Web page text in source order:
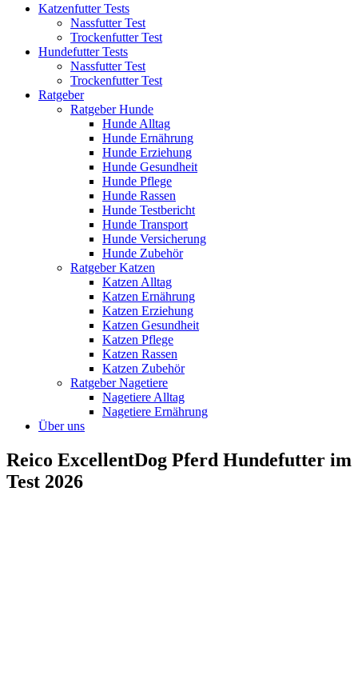
Katzenfutter Tests
Nassfutter Test
Trockenfutter Test
Hundefutter Tests
Nassfutter Test
Trockenfutter Test
Ratgeber
Ratgeber Hunde
Hunde Alltag
Hunde Ernährung
Hunde Erziehung
Hunde Gesundheit
Hunde Pflege
Hunde Rassen
Hunde Testbericht
Hunde Transport
Hunde Versicherung
Hunde Zubehör
Ratgeber Katzen
Katzen Alltag
Katzen Ernährung
Katzen Erziehung
Katzen Gesundheit
Katzen Pflege
Katzen Rassen
Katzen Zubehör
Ratgeber Nagetiere
Nagetiere Alltag
Nagetiere Ernährung
Über uns
Reico ExcellentDog Pferd Hundefutter im
Test 2026